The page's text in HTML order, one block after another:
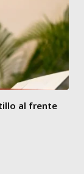
al frente